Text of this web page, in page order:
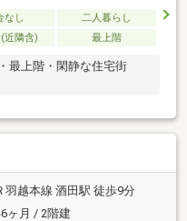
なし
二人暮らし
近隣含) 最上階
最上階・閑静な住宅街
羽越本線 酒田駅 徒歩9分
ヶ月 / 2階建